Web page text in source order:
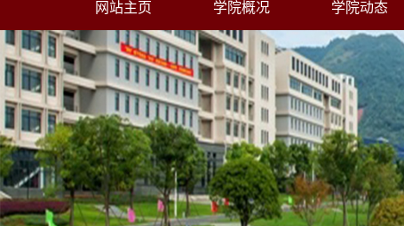
网站主页 学院概况 学院动态